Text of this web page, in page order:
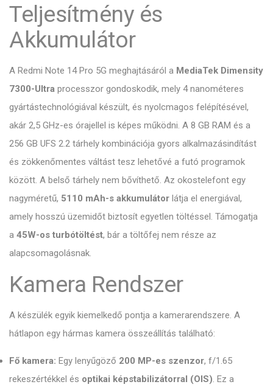
Teljesítmény és
Akkumulátor
A Redmi Note 14 Pro 5G meghajtásáról a MediaTek Dimensity
7300-Ultra processzor gondoskodik, mely 4 nanométeres
gyártástechnológiával készült, és nyolcmagos felépítésével,
akár 2,5 GHz-es órajellel is képes működni. A 8 GB RAM és a
256 GB UFS 2.2 tárhely kombinációja gyors alkalmazásindítást
és zökkenőmentes váltást tesz lehetővé a futó programok
között. A belső tárhely nem bővíthető. Az okostelefont egy
nagyméretű, 5110 mAh-s akkumulátor látja el energiával,
amely hosszú üzemidőt biztosít egyetlen töltéssel. Támogatja
a 45W-os turbótöltést, bár a töltőfej nem része az
alapcsomagolásnak.
Kamera Rendszer
A készülék egyik kiemelkedő pontja a kamerarendszere. A
hátlapon egy hármas kamera összeállítás található:
Fő kamera: Egy lenyűgöző 200 MP-es szenzor, f/1.65
rekeszértékkel és optikai képstabilizátorral (OIS). Ez a